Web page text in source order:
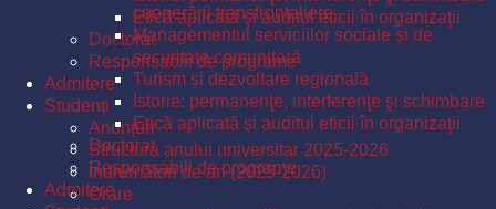
Etică aplicată şi auditul eticii în organizaţii
Doctorat
Responsabili de programe
Admitere
Studenți
Anunțuri
Structura anului universitar 2025-2026
Îndrumători de an (2025-2026)
Orare
cooperării transfrontaliere
Managementul serviciilor sociale și de
securitate comunitară
Turism și dezvoltare regională
Istorie: permanenţe, interferenţe şi schimbare
Etică aplicată şi auditul eticii în organizaţii
Doctorat
Responsabili de programe
Admitere